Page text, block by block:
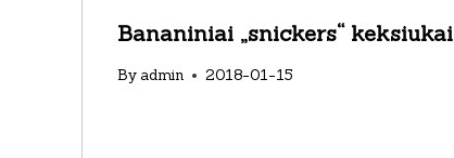
Bananiniai „snickers“ keksiukai
By admin 2018-01-15